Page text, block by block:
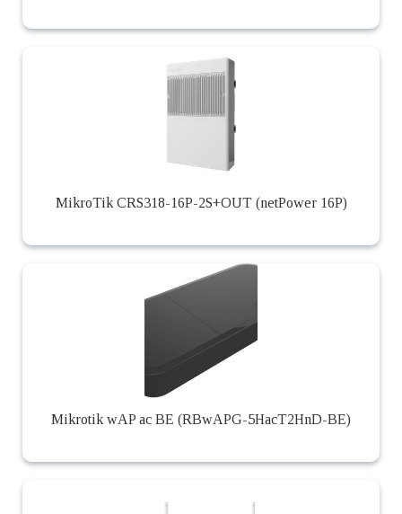
MikroTik CRS318-16P-2S+OUT (netPower 16P)
Mikrotik wAP ac BE (RBwAPG-5HacT2HnD-BE)